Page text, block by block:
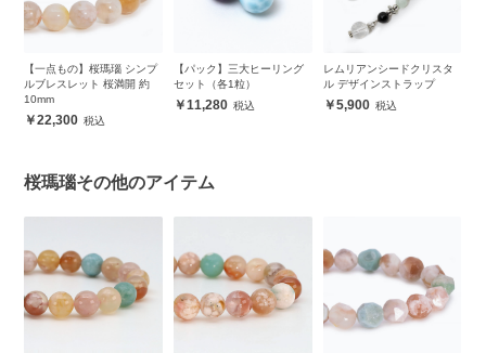
【一点もの】桜瑪瑙 シンプ
ルブレスレット 桜満開 約
10mm
22,300
【パック】三大ヒーリング
セット（各1粒）
11,280
レムリアンシードクリスタ
ル デザインストラップ
5,900
桜瑪瑙その他のアイテム